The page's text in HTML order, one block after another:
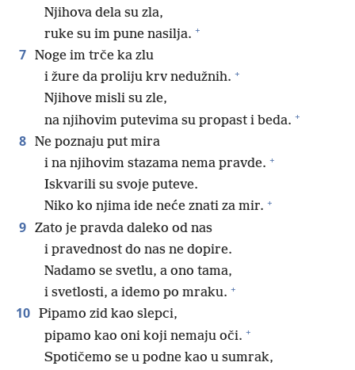
Njihova dela su zla,
ruke su im pune nasilja. +
7 Noge im trče ka zlu
i žure da proliju krv nedužnih. +
Njihove misli su zle,
na njihovim putevima su propast i beda. +
8 Ne poznaju put mira
i na njihovim stazama nema pravde. +
Iskvarili su svoje puteve.
Niko ko njima ide neće znati za mir. +
9 Zato je pravda daleko od nas
i pravednost do nas ne dopire.
Nadamo se svetlu, a ono tama,
i svetlosti, a idemo po mraku. +
10 Pipamo zid kao slepci,
pipamo kao oni koji nemaju oči. +
Spotičemo se u podne kao u sumrak,